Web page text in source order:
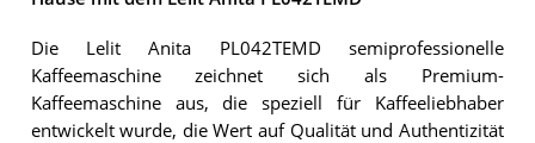
Die Lelit Anita PL042TEMD semiprofessionelle
Kaffeemaschine zeichnet sich als Premium-
Kaffeemaschine aus, die speziell für Kaffeeliebhaber
entwickelt wurde, die Wert auf Qualität und Authentizität